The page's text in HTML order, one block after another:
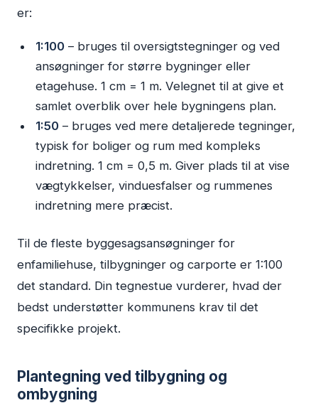
er:
1:100 – bruges til oversigtstegninger og ved
ansøgninger for større bygninger eller
etagehuse. 1 cm = 1 m. Velegnet til at give et
samlet overblik over hele bygningens plan.
1:50 – bruges ved mere detaljerede tegninger,
typisk for boliger og rum med kompleks
indretning. 1 cm = 0,5 m. Giver plads til at vise
vægtykkelser, vinduesfalser og rummenes
indretning mere præcist.
Til de fleste byggesagsansøgninger for
enfamiliehuse, tilbygninger og carporte er 1:100
det standard. Din tegnestue vurderer, hvad der
bedst understøtter kommunens krav til det
specifikke projekt.
Plantegning ved tilbygning og
ombygning